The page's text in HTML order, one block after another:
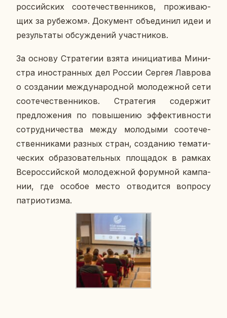
рос­сий­ских со­оте­че­ствен­ни­ков, про­жи­ва­ю­
щих за ру­бе­жом». До­ку­мент объ­еди­нил идеи и
ре­зуль­та­ты об­суж­де­ний участ­ни­ков.
За основу Стра­те­гии взята ини­ци­а­ти­ва Ми­ни­
стра ино­стран­ных дел России Сергея Лав­ро­ва
о со­зда­нии меж­ду­на­род­ной мо­ло­деж­ной сети
со­оте­че­ствен­ни­ков. Стра­те­гия со­дер­жит
пред­ло­же­ния по по­вы­ше­нию эф­фек­тив­но­сти
со­труд­ни­че­ства между мо­ло­ды­ми со­оте­че­
ствен­ни­ка­ми разных стран, со­зда­нию те­ма­ти­
че­ских об­ра­зо­ва­тель­ных пло­ща­док в рамках
Все­рос­сий­ской мо­ло­деж­ной фо­рум­ной кам­па­
нии, где особое место от­во­дит­ся во­про­су
пат­ри­о­тиз­ма.